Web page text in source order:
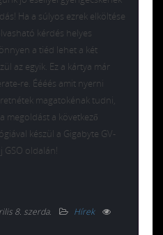
Ha a súlyos ezrek elköltése
kérdés helyes
a tiéd lehet a két
az egyik. Ez a kártya már
re. Éééés amit nyerni
magatokénak tudni,
megoldást a következő
készül a Gigabyte GV-
GSO oldalán!
8. szerda.
Hírek